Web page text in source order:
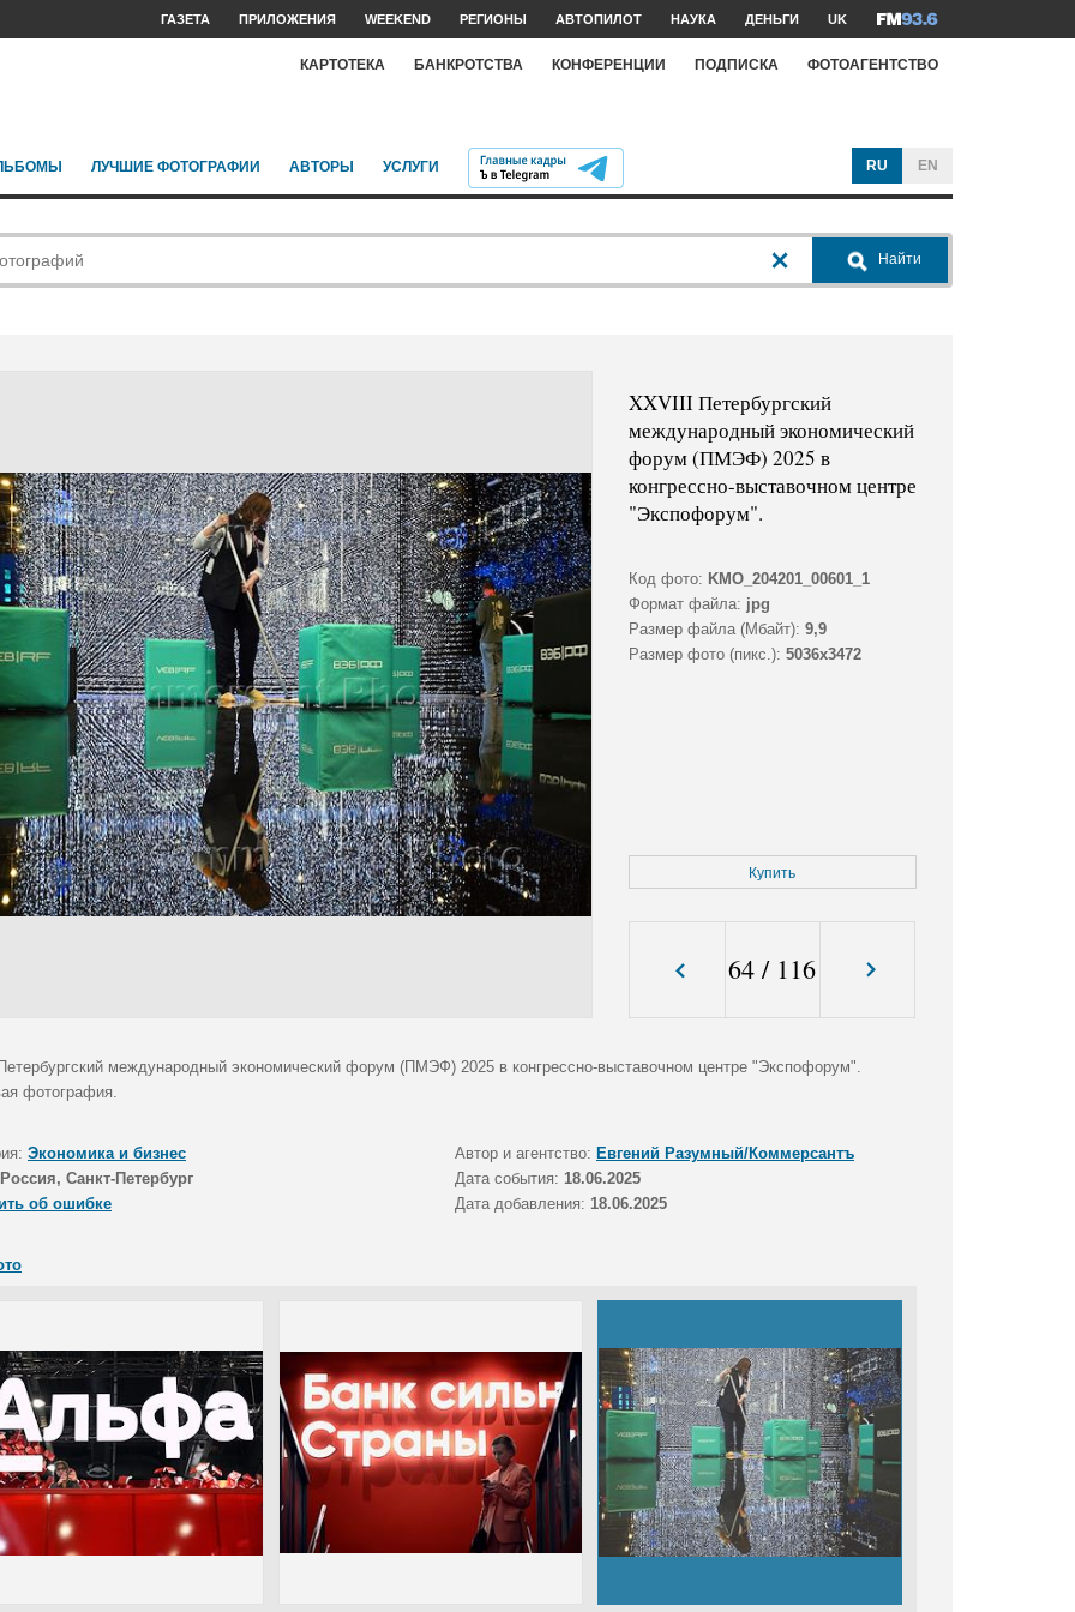
ГАЗЕТА ПРИЛОЖЕНИЯ WEEKEND РЕГИОНЫ АВТОПИЛОТ НАУКА ДЕНЬГИ UK
КАРТОТЕКА БАНКРОТСТВА КОНФЕРЕНЦИИ ПОДПИСКА ФОТОАГЕНТСТВО
ЛУЧШИЕ ФОТОГРАФИИ АВТОРЫ УСЛУГИ RU EN
Найти
XXVIII Петербургский
международный экономический
форум (ПМЭФ) 2025 в
конгрессно-выставочном центре
"Экспофорум".
Код фото: KMO_204201_00601_1
Формат файла: jpg
Размер файла (Мбайт): 9,9
Размер фото (пикс.): 5036x3472
Купить
64 / 116
международный экономический форум (ПМЭФ) 2025 в конгрессно-выставочном центре "Экспофорум".
фотография.
Экономика и бизнес Автор и агентство: Евгений Разумный/Коммерсантъ
Россия, Санкт-Петербург Дата события: 18.06.2025
об ошибке
Дата добавления: 18.06.2025